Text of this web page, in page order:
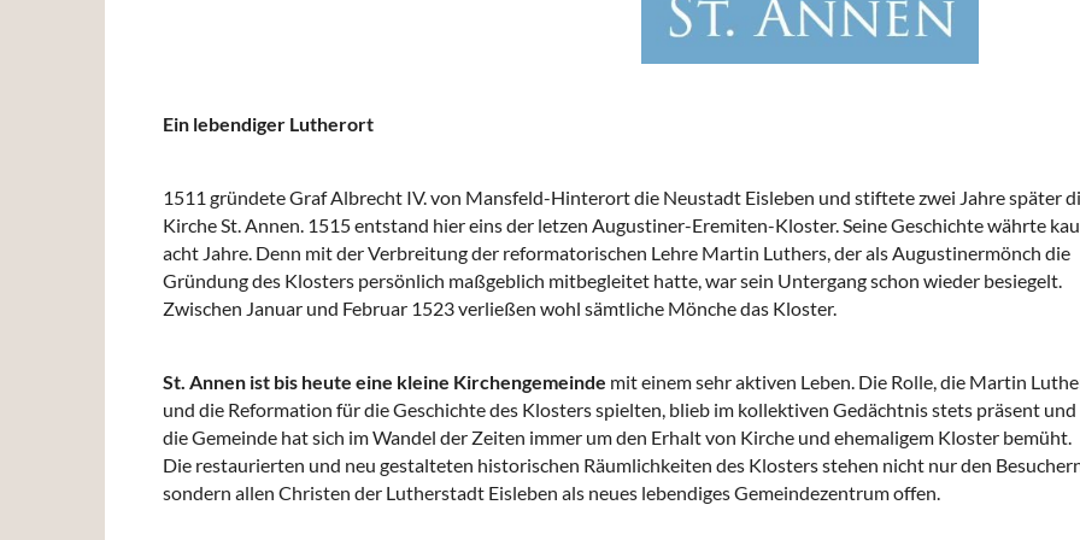
Ein lebendiger Lutherort
1511 gründete Graf Albrecht IV. von Mansfeld-Hinterort die Neustadt Eisleben und stiftete zwei Jahre später
Kirche St. Annen. 1515 entstand hier eins der letzen Augustiner-Eremiten-Kloster. Seine Geschichte währte
acht Jahre. Denn mit der Verbreitung der reformatorischen Lehre Martin Luthers, der als Augustinermönch die
Gründung des Klosters persönlich maßgeblich mitbegleitet hatte, war sein Untergang schon wieder besiegelt.
Zwischen Januar und Februar 1523 verließen wohl sämtliche Mönche das Kloster.
St. Annen ist bis heute eine kleine Kirchengemeinde mit einem sehr aktiven Leben. Die Rolle, die Martin
und die Reformation für die Geschichte des Klosters spielten, blieb im kollektiven Gedächtnis stets präsent und
die Gemeinde hat sich im Wandel der Zeiten immer um den Erhalt von Kirche und ehemaligem Kloster bemüht.
Die restaurierten und neu gestalteten historischen Räumlichkeiten des Klosters stehen nicht nur den
sondern allen Christen der Lutherstadt Eisleben als neues lebendiges Gemeindezentrum offen.